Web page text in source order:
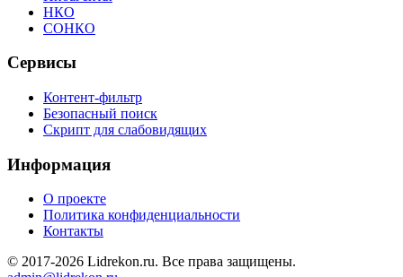
НКО
СОНКО
Сервисы
Контент-фильтр
Безопасный поиск
Скрипт для слабовидящих
Информация
О проекте
Политика конфиденциальности
Контакты
© 2017-2026 Lidrekon.ru. Все права защищены.